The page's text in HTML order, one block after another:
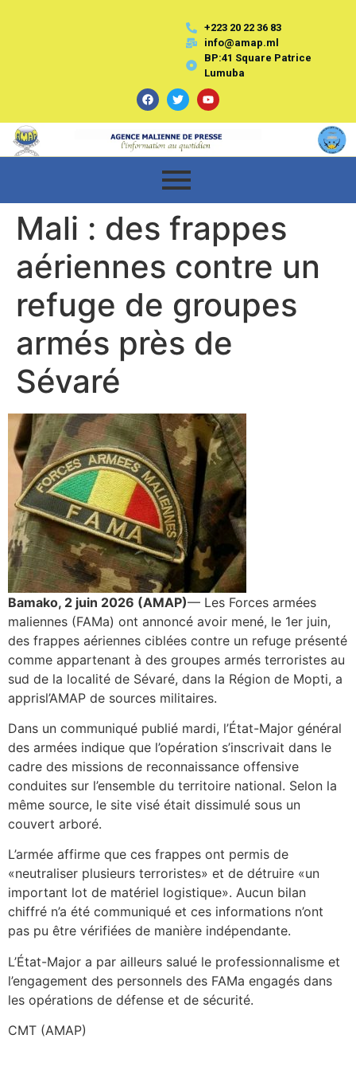
+223 20 22 36 83
info@amap.ml
BP:41 Square Patrice
Lumuba
Mali : des frappes
aériennes contre un
refuge de groupes
armés près de
Sévaré
Bamako, 2 juin 2026 (AMAP)— Les Forces armées
maliennes (FAMa) ont annoncé avoir mené, le 1er juin,
des frappes aériennes ciblées contre un refuge présenté
comme appartenant à des groupes armés terroristes au
sud de la localité de Sévaré, dans la Région de Mopti, a
apprisl’AMAP de sources militaires.
Dans un communiqué publié mardi, l’État-Major général
des armées indique que l’opération s’inscrivait dans le
cadre des missions de reconnaissance offensive
conduites sur l’ensemble du territoire national. Selon la
même source, le site visé était dissimulé sous un
couvert arboré.
L’armée affirme que ces frappes ont permis de
«neutraliser plusieurs terroristes» et de détruire «un
important lot de matériel logistique». Aucun bilan
chiffré n’a été communiqué et ces informations n’ont
pas pu être vérifiées de manière indépendante.
L’État-Major a par ailleurs salué le professionnalisme et
l’engagement des personnels des FAMa engagés dans
les opérations de défense et de sécurité.
CMT (AMAP)